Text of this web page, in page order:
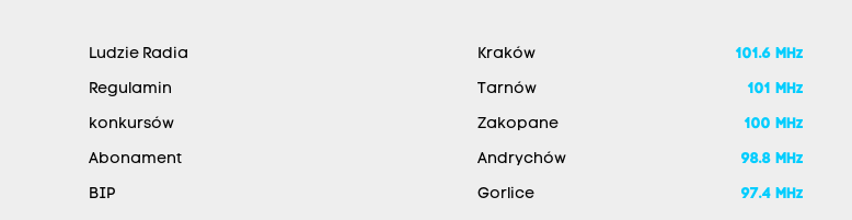
Ludzie Radia
Regulamin
konkursów
Abonament
BIP
Kraków 101.6 MHz
Tarnów 101 MHz
Zakopane 100 MHz
Andrychów 98.8 MHz
Gorlice 97.4 MHz